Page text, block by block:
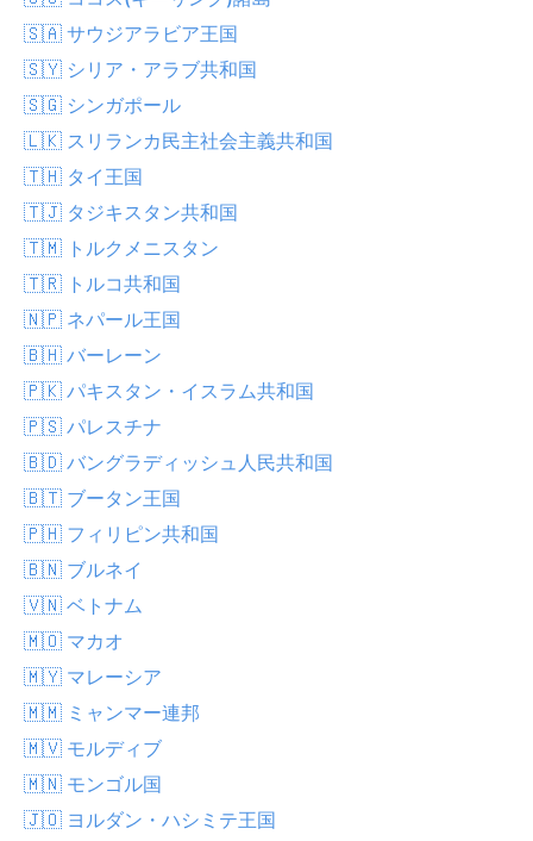
🇸🇦 サウジアラビア王国
🇸🇾 シリア・アラブ共和国
🇸🇬 シンガポール
🇱🇰 スリランカ民主社会主義共和国
🇹🇭 タイ王国
🇹🇯 タジキスタン共和国
🇹🇲 トルクメニスタン
🇹🇷 トルコ共和国
🇳🇵 ネパール王国
🇧🇭 バーレーン
🇵🇰 パキスタン・イスラム共和国
🇵🇸 パレスチナ
🇧🇩 バングラディッシュ人民共和国
🇧🇹 ブータン王国
🇵🇭 フィリピン共和国
🇧🇳 ブルネイ
🇻🇳 ベトナム
🇲🇴 マカオ
🇲🇾 マレーシア
🇲🇲 ミャンマー連邦
🇲🇻 モルディブ
🇲🇳 モンゴル国
🇯🇴 ヨルダン・ハシミテ王国